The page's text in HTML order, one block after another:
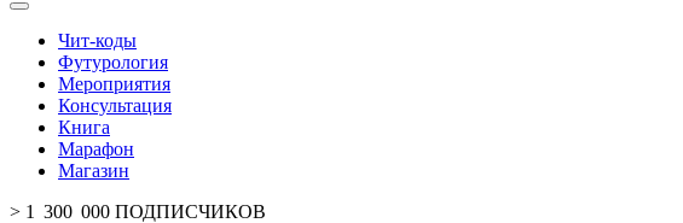
Чит-коды
Футурология
Мероприятия
Консультация
Книга
Марафон
Магазин
> 1 300 000 ПОДПИСЧИКОВ